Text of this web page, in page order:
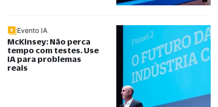
Evento IA
McKinsey: Não perca
tempo com testes. Use
IA para problemas
reais